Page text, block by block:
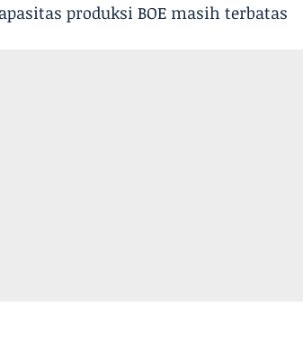
produksi BOE masih terbatas